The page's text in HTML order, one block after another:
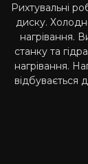
Рихтувальні
диску.
нагрівання.
станку та
нагрівання.
відбувається